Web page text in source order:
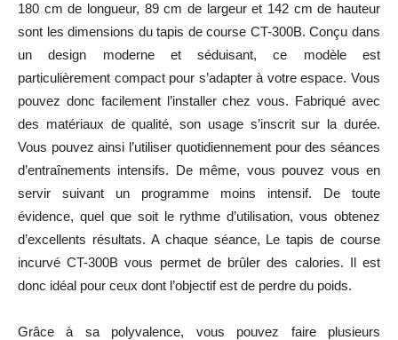
180 cm de longueur, 89 cm de largeur et 142 cm de hauteur
sont les dimensions du tapis de course CT-300B. Conçu dans
un design moderne et séduisant,ce modèleest
particulièrement compact pour s’adapter à votre espace. Vous
pouvez donc facilement l’installer chez vous. Fabriqué avec
des matériaux de qualité, son usage s’inscrit sur la durée.
Vous pouvez ainsi l’utiliser quotidiennement pour des séances
d’entraînements intensifs. De même, vous pouvez vous en
servir suivant un programme moins intensif. De toute
évidence, quel que soit le rythme d’utilisation, vous obtenez
d’excellents résultats. A chaque séance, Le tapis de course
incurvé CT-300B vous permet de brûler des calories. Ilest
donc idéal pour ceux dont l’objectif est de perdre du poids.
Grâce à sa polyvalence, vous pouvez faire plusieurs